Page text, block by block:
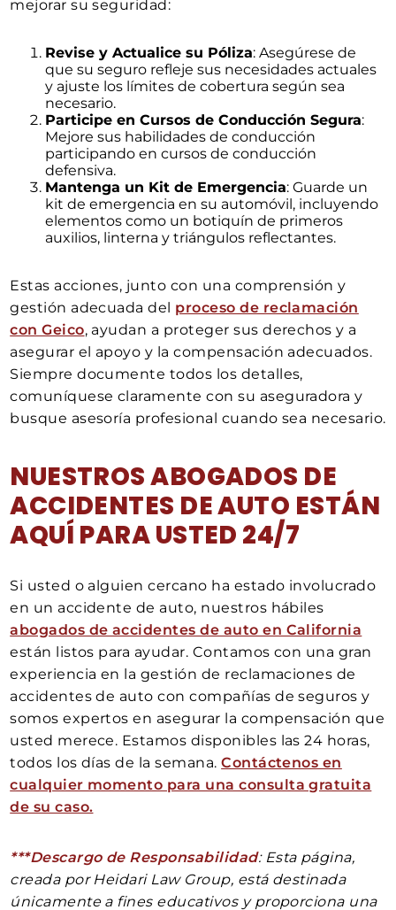
mejorar su seguridad:
Revise y Actualice su Póliza: Asegúrese de
que su seguro refleje sus necesidades actuales
y ajuste los límites de cobertura según sea
necesario.
Participe en Cursos de Conducción Segura:
Mejore sus habilidades de conducción
participando en cursos de conducción
defensiva.
Mantenga un Kit de Emergencia: Guarde un
kit de emergencia en su automóvil, incluyendo
elementos como un botiquín de primeros
auxilios, linterna y triángulos reflectantes.
Estas acciones, junto con una comprensión y
gestión adecuada del proceso de reclamación
con Geico, ayudan a proteger sus derechos y a
asegurar el apoyo y la compensación adecuados.
Siempre documente todos los detalles,
comuníquese claramente con su aseguradora y
busque asesoría profesional cuando sea necesario.
NUESTROS ABOGADOS DE
ACCIDENTES DE AUTO ESTÁN
AQUÍ PARA USTED 24/7
Si usted o alguien cercano ha estado involucrado
en un accidente de auto, nuestros hábiles
abogados de accidentes de auto en California
están listos para ayudar. Contamos con una gran
experiencia en la gestión de reclamaciones de
accidentes de auto con compañías de seguros y
somos expertos en asegurar la compensación que
usted merece. Estamos disponibles las 24 horas,
todos los días de la semana.Contáctenos en
cualquier momento para una consulta gratuita
de su caso.
***Descargo de Responsabilidad: Esta página,
creada por Heidari Law Group, está destinada
únicamente a fines educativos y proporciona una